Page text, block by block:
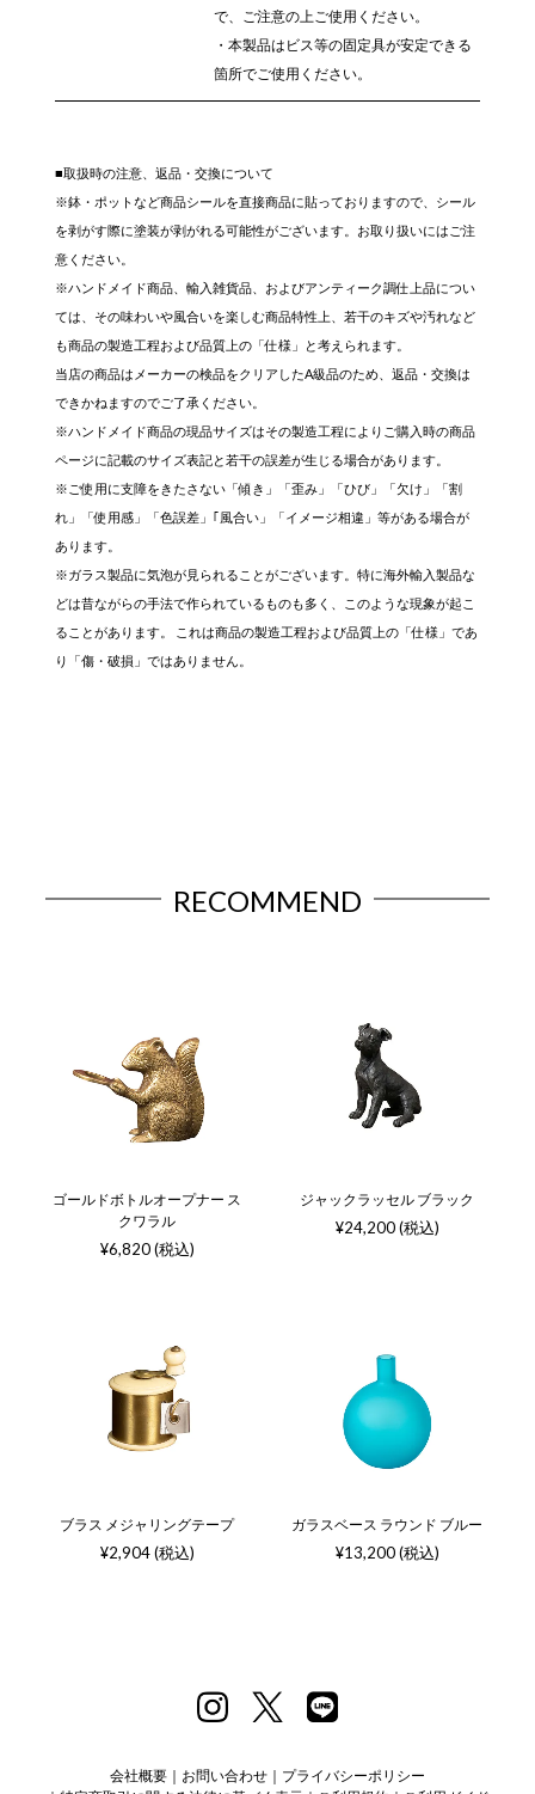
で、ご注意の上ご使用ください。
・本製品はビス等の固定具が安定できる
箇所でご使用ください。
■取扱時の注意、返品・交換について
※鉢・ポットなど商品シールを直接商品に貼っておりますので、シール
を剥がす際に塗装が剥がれる可能性がございます。お取り扱いにはご注
意ください。
※ハンドメイド商品、輸入雑貨品、およびアンティーク調仕上品につい
ては、その味わいや風合いを楽しむ商品特性上、若干のキズや汚れなど
も商品の製造工程および品質上の「仕様」と考えられます。
当店の商品はメーカーの検品をクリアしたA級品のため、返品・交換は
できかねますのでご了承ください。
※ハンドメイド商品の現品サイズはその製造工程によりご購入時の商品
ページに記載のサイズ表記と若干の誤差が生じる場合があります。
※ご使用に支障をきたさない「傾き」「歪み」「ひび」「欠け」「割
れ」「使用感」「色誤差」｢風合い」「イメージ相違」等がある場合が
あります。
※ガラス製品に気泡が見られることがございます。特に海外輸入製品な
どは昔ながらの手法で作られているものも多く、このような現象が起こ
ることがあります。 これは商品の製造工程および品質上の「仕様」であ
り「傷・破損」ではありません。
RECOMMEND
ゴールドボトルオープナー ス
クワラル
¥6,820 (税込)
ジャックラッセル ブラック
¥24,200 (税込)
ブラス メジャリングテープ
¥2,904 (税込)
ガラスベース ラウンド ブルー
¥13,200 (税込)
会社概要 お問い合わせ
プライバシーポリシー